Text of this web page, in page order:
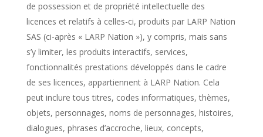
de possession et de propriété intellectuelle des
licences et relatifs à celles-ci, produits par LARP Nation
SAS (ci-après « LARP Nation »), y compris, mais sans
s’y limiter, les produits interactifs, services,
fonctionnalités prestations développés dans le cadre
de ses licences, appartiennent à LARP Nation. Cela
peut inclure tous titres, codes informatiques, thèmes,
objets, personnages, noms de personnages, histoires,
dialogues, phrases d’accroche, lieux, concepts,